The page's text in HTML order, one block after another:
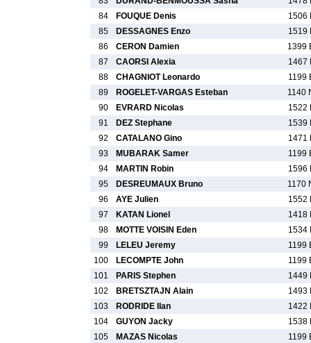
84
FOUQUE Denis
1506
85
DESSAGNES Enzo
1519
86
CERON Damien
1399
87
CAORSI Alexia
1467
88
CHAGNIOT Leonardo
1199
89
ROGELET-VARGAS Esteban
1140
90
EVRARD Nicolas
1522
91
DEZ Stephane
1539
92
CATALANO Gino
1471
93
MUBARAK Samer
1199
94
MARTIN Robin
1596
95
DESREUMAUX Bruno
1170
96
AYE Julien
1552
97
KATAN Lionel
1418
98
MOTTE VOISIN Eden
1534
99
LELEU Jeremy
1199
100
LECOMPTE John
1199
101
PARIS Stephen
1449
102
BRETSZTAJN Alain
1493
103
RODRIDE Ilan
1422
104
GUYON Jacky
1538
105
MAZAS Nicolas 1199